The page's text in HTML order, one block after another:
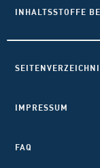
INHALTSSTOFFE
IMPRESSUM
FAQ